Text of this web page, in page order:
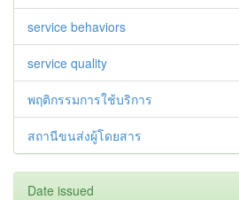
service behaviors
service quality
พฤติกรรมการใช้บริการ
สถานีขนส่งผู้โดยสาร
Date issued